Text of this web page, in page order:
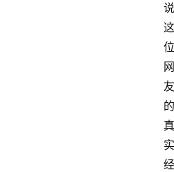
说
这
位
网
友
的
真
实
经